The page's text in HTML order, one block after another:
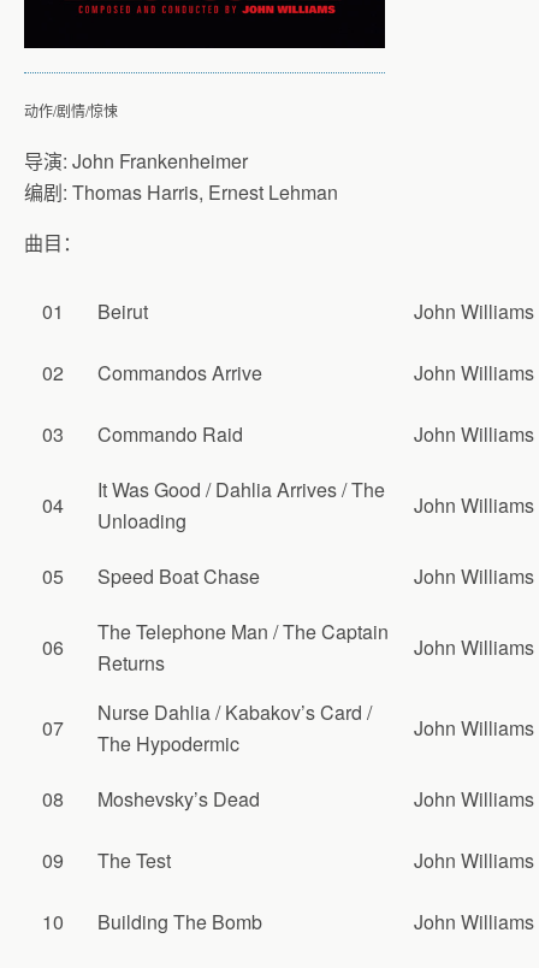
动作/剧情/惊悚
导演: John Frankenheimer
编剧: Thomas Harris, Ernest Lehman
曲目：
01 Beirut John Williams
02 Commandos Arrive John Williams
03 Commando Raid John Williams
04
It Was Good / Dahlia Arrives / The
Unloading
John Williams
05 Speed Boat Chase John Williams
06
The Telephone Man / The Captain
Returns
John Williams
07
Nurse Dahlia / Kabakov’s Card /
The Hypodermic
John Williams
08 Moshevsky’s Dead John Williams
09 The Test John Williams
10 Building The Bomb John Williams